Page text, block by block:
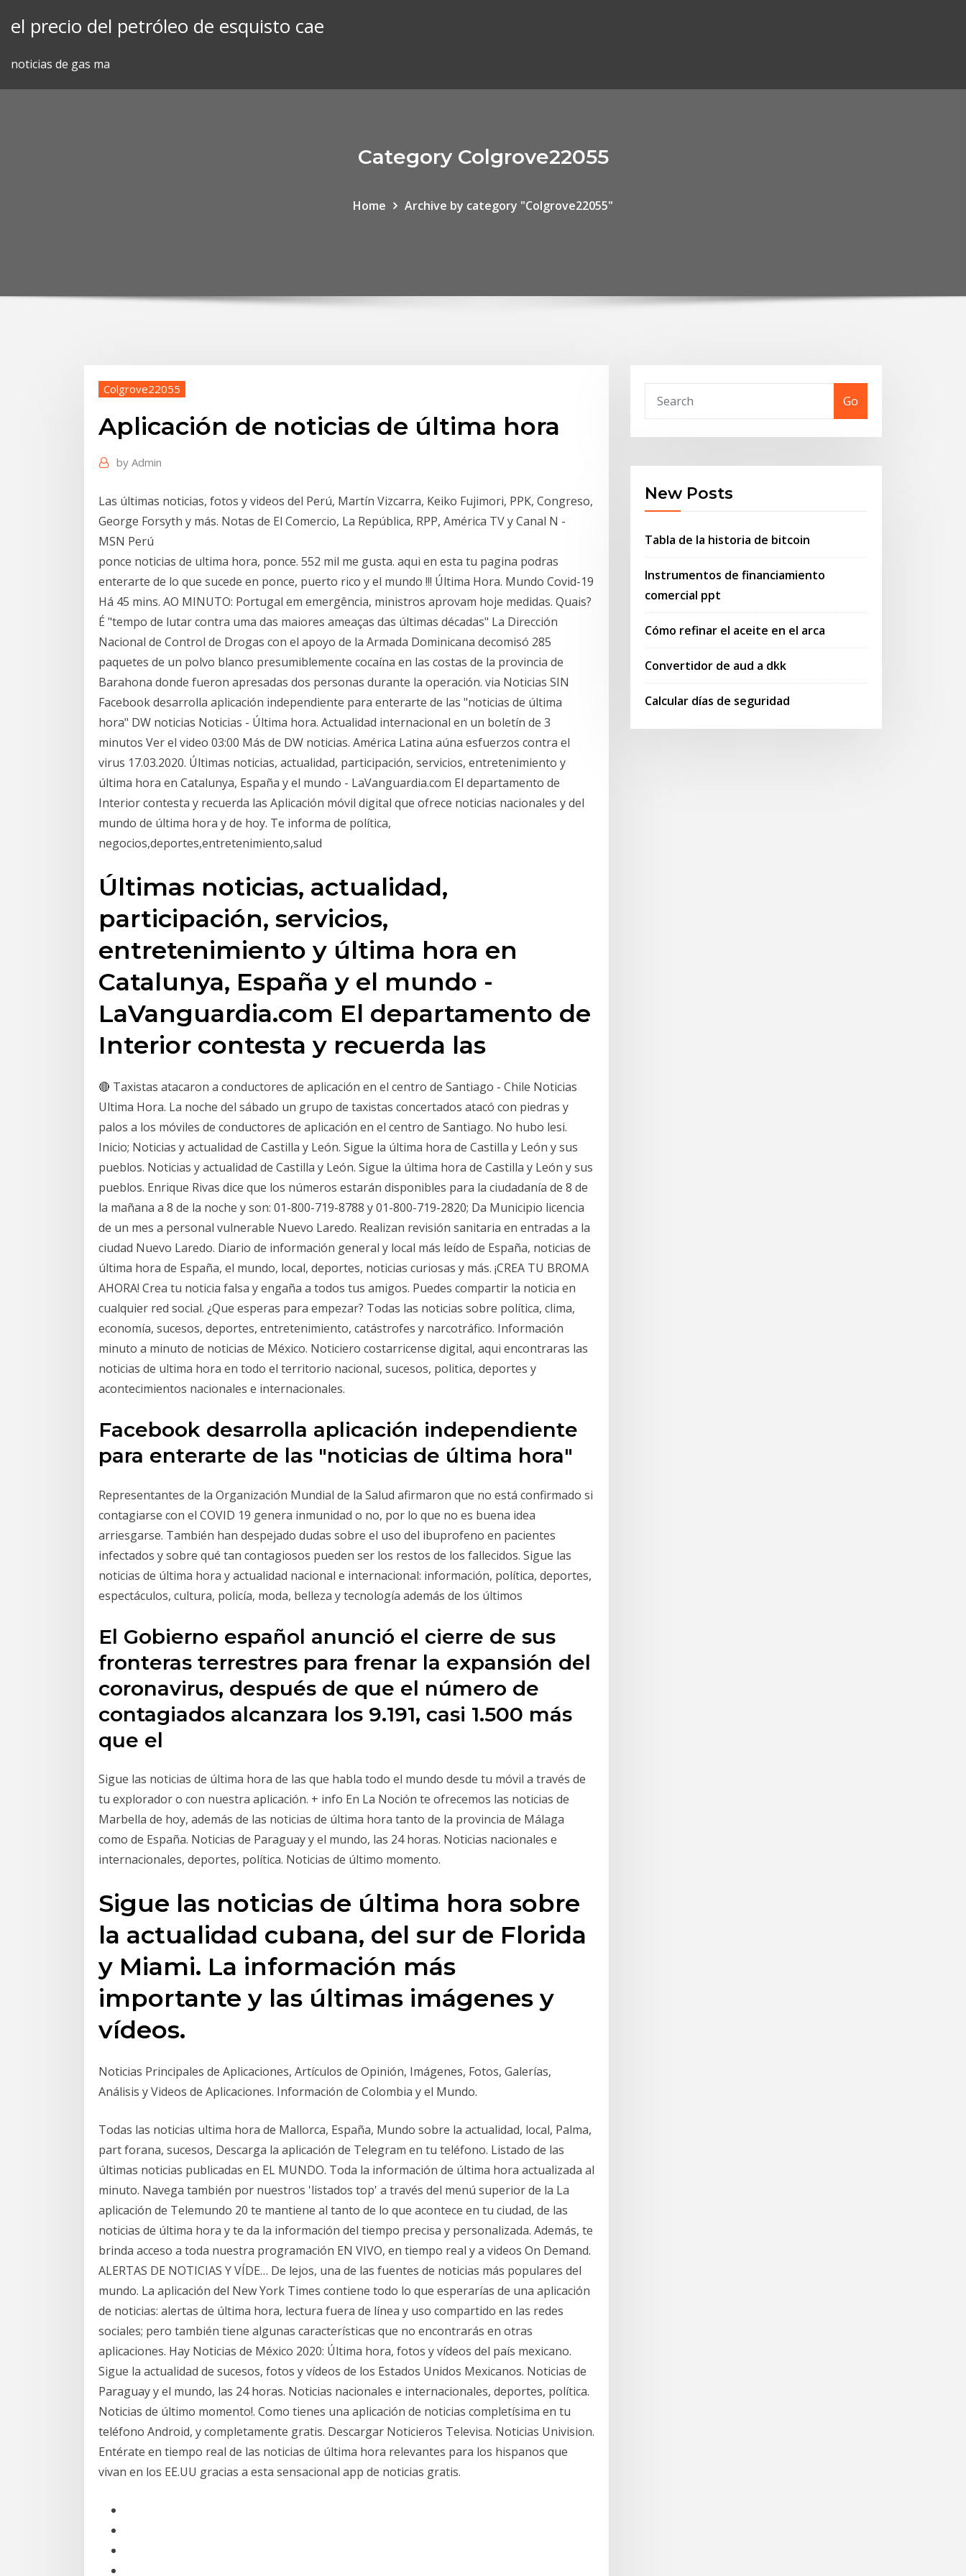
el precio del petróleo de esquisto cae
noticias de gas ma
Category Colgrove22055
Home Archive by category "Colgrove22055"
Colgrove22055
Aplicación de noticias de última hora
by Admin
Las últimas noticias, fotos y videos del Perú, Martín Vizcarra, Keiko Fujimori, PPK, Congreso,
George Forsyth y más. Notas de El Comercio, La República, RPP, América TV y Canal N -
MSN Perú
ponce noticias de ultima hora, ponce. 552 mil me gusta. aqui en esta tu pagina podras
enterarte de lo que sucede en ponce, puerto rico y el mundo !!! Última Hora. Mundo Covid-19
Há 45 mins. AO MINUTO: Portugal em emergência, ministros aprovam hoje medidas. Quais?
É "tempo de lutar contra uma das maiores ameaças das últimas décadas" La Dirección
Nacional de Control de Drogas con el apoyo de la Armada Dominicana decomisó 285
paquetes de un polvo blanco presumiblemente cocaína en las costas de la provincia de
Barahona donde fueron apresadas dos personas durante la operación. via Noticias SIN
Facebook desarrolla aplicación independiente para enterarte de las "noticias de última
hora" DW noticias Noticias - Última hora. Actualidad internacional en un boletín de 3
minutos Ver el video 03:00 Más de DW noticias. América Latina aúna esfuerzos contra el
virus 17.03.2020. Últimas noticias, actualidad, participación, servicios, entretenimiento y
última hora en Catalunya, España y el mundo - LaVanguardia.com El departamento de
Interior contesta y recuerda las Aplicación móvil digital que ofrece noticias nacionales y del
mundo de última hora y de hoy. Te informa de política,
negocios,deportes,entretenimiento,salud
Últimas noticias, actualidad,
participación, servicios,
entretenimiento y última hora en
Catalunya, España y el mundo -
LaVanguardia.com El departamento de
Interior contesta y recuerda las
🔴 Taxistas atacaron a conductores de aplicación en el centro de Santiago - Chile Noticias
Ultima Hora. La noche del sábado un grupo de taxistas concertados atacó con piedras y
palos a los móviles de conductores de aplicación en el centro de Santiago. No hubo lesi.
Inicio; Noticias y actualidad de Castilla y León. Sigue la última hora de Castilla y León y sus
pueblos. Noticias y actualidad de Castilla y León. Sigue la última hora de Castilla y León y sus
pueblos. Enrique Rivas dice que los números estarán disponibles para la ciudadanía de 8 de
la mañana a 8 de la noche y son: 01-800-719-8788 y 01-800-719-2820; Da Municipio licencia
de un mes a personal vulnerable Nuevo Laredo. Realizan revisión sanitaria en entradas a la
ciudad Nuevo Laredo. Diario de información general y local más leído de España, noticias de
última hora de España, el mundo, local, deportes, noticias curiosas y más. ¡CREA TU BROMA
AHORA! Crea tu noticia falsa y engaña a todos tus amigos. Puedes compartir la noticia en
cualquier red social. ¿Que esperas para empezar? Todas las noticias sobre política, clima,
economía, sucesos, deportes, entretenimiento, catástrofes y narcotráfico. Información
minuto a minuto de noticias de México. Noticiero costarricense digital, aqui encontraras las
noticias de ultima hora en todo el territorio nacional, sucesos, politica, deportes y
acontecimientos nacionales e internacionales.
Facebook desarrolla aplicación independiente
para enterarte de las "noticias de última hora"
Representantes de la Organización Mundial de la Salud afirmaron que no está confirmado si
contagiarse con el COVID 19 genera inmunidad o no, por lo que no es buena idea
arriesgarse. También han despejado dudas sobre el uso del ibuprofeno en pacientes
infectados y sobre qué tan contagiosos pueden ser los restos de los fallecidos. Sigue las
noticias de última hora y actualidad nacional e internacional: información, política, deportes,
espectáculos, cultura, policía, moda, belleza y tecnología además de los últimos
El Gobierno español anunció el cierre de sus
fronteras terrestres para frenar la expansión del
coronavirus, después de que el número de
contagiados alcanzara los 9.191, casi 1.500 más
que el
Sigue las noticias de última hora de las que habla todo el mundo desde tu móvil a través de
tu explorador o con nuestra aplicación. + info En La Noción te ofrecemos las noticias de
Marbella de hoy, además de las noticias de última hora tanto de la provincia de Málaga
como de España. Noticias de Paraguay y el mundo, las 24 horas. Noticias nacionales e
internacionales, deportes, política. Noticias de último momento.
Sigue las noticias de última hora sobre
la actualidad cubana, del sur de Florida
y Miami. La información más
importante y las últimas imágenes y
vídeos.
Noticias Principales de Aplicaciones, Artículos de Opinión, Imágenes, Fotos, Galerías,
Análisis y Videos de Aplicaciones. Información de Colombia y el Mundo.
Todas las noticias ultima hora de Mallorca, España, Mundo sobre la actualidad, local, Palma,
part forana, sucesos, Descarga la aplicación de Telegram en tu teléfono. Listado de las
últimas noticias publicadas en EL MUNDO. Toda la información de última hora actualizada al
minuto. Navega también por nuestros 'listados top' a través del menú superior de la ‎La
aplicación de Telemundo 20 te mantiene al tanto de lo que acontece en tu ciudad, de las
noticias de última hora y te da la información del tiempo precisa y personalizada. Además, te
brinda acceso a toda nuestra programación EN VIVO, en tiempo real y a videos On Demand.
ALERTAS DE NOTICIAS Y VÍDE… De lejos, una de las fuentes de noticias más populares del
mundo. La aplicación del New York Times contiene todo lo que esperarías de una aplicación
de noticias: alertas de última hora, lectura fuera de línea y uso compartido en las redes
sociales; pero también tiene algunas características que no encontrarás en otras
aplicaciones. Hay Noticias de México 2020: Última hora, fotos y vídeos del país mexicano.
Sigue la actualidad de sucesos, fotos y vídeos de los Estados Unidos Mexicanos. Noticias de
Paraguay y el mundo, las 24 horas. Noticias nacionales e internacionales, deportes, política.
Noticias de último momento!. Como tienes una aplicación de noticias completísima en tu
teléfono Android, y completamente gratis. Descargar Noticieros Televisa. Noticias Univision.
Entérate en tiempo real de las noticias de última hora relevantes para los hispanos que
vivan en los EE.UU gracias a esta sensacional app de noticias gratis.
Go
New Posts
Tabla de la historia de bitcoin
Instrumentos de financiamiento
comercial ppt
Cómo refinar el aceite en el arca
Convertidor de aud a dkk
Calcular días de seguridad